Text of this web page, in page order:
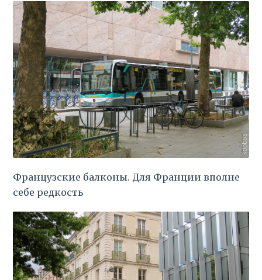
Французские балконы. Для Франции вполне
себе редкость